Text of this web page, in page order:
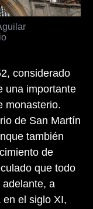
considerado
una importante
monasterio.
de San Martín
también
de
que todo
a
el siglo XI,